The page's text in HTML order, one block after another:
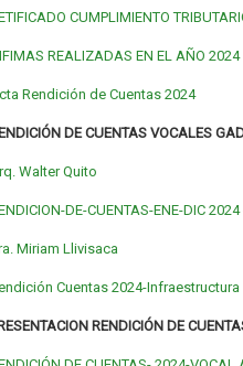
CUMPLIMIENTO
REALIZADAS EN EL AÑO 2024
Rendición de Cuentas 2024
DE CUENTAS VOCALES
Walter Quito
DE-CUENTAS-ENE-DIC
Miriam Llivisaca
Cuentas 2024-Infraestructura
RENDICIÓN DE